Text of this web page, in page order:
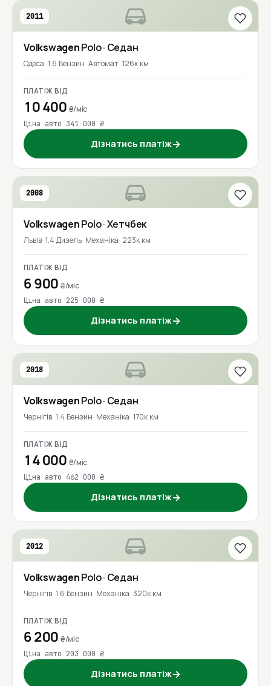
2011
VolkswagenPolo· Седан
Одеса 1.6 Бензин Автомат 126к км
ПЛАТІЖ ВІД
10 400 ₴/міс
Ціна авто 341 000 ₴
Дізнатись платіж→
2008
VolkswagenPolo· Хетчбек
Львів 1.4 Дизель Механіка 223к км
ПЛАТІЖ ВІД
6 900₴/міс
Ціна авто 225 000 ₴
Дізнатись платіж→
2018
VolkswagenPolo· Седан
Чернігів 1.4 Бензин Механіка 170к км
ПЛАТІЖ ВІД
14 000 ₴/міс
Ціна авто 462 000 ₴
Дізнатись платіж→
2012
VolkswagenPolo· Седан
Чернігів 1.6 Бензин Механіка 320к км
ПЛАТІЖ ВІД
6 200₴/міс
Ціна авто 203 000 ₴
Дізнатись платіж→